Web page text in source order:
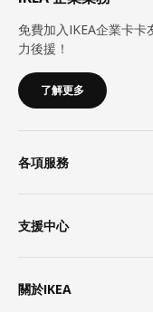
免費加入IKEA企業卡
力後援！
了解更多
各項服務
支援中心
關於IKEA